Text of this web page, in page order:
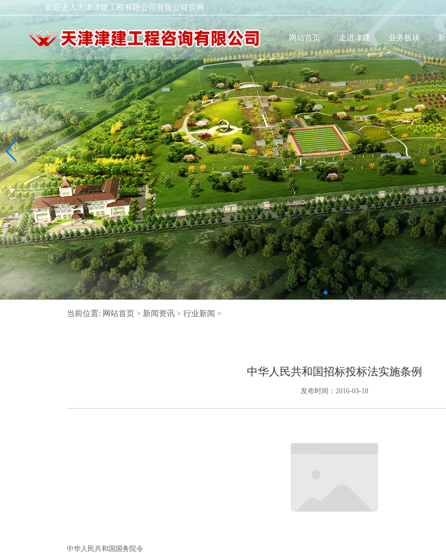
欢迎进入天津津建工程有限公司有限公司官网
网站首页 走进津建 业务板块
领导致辞 走进津建
当前位置: 网站首页 > 新闻资讯 >行业新闻 >
中华人民共和国招标投标法实施条例
发布时间：2016-03-18
中华人民共和国国务院令